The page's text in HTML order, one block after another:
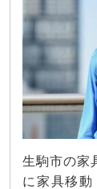
生駒市の家
に家具移